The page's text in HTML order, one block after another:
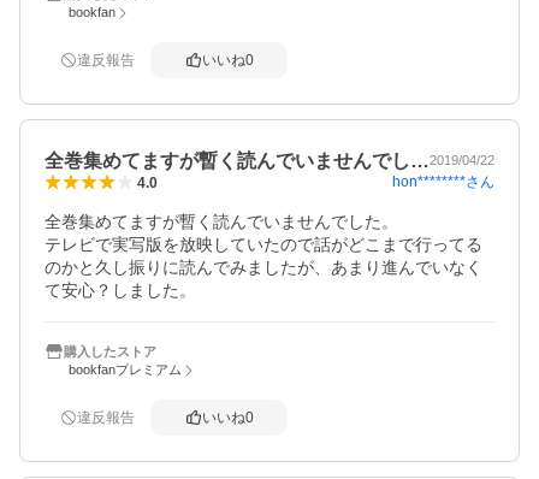
bookfan
違反報告 いいね0
全巻集めてますが暫く読んでいませんでし…2019/04/22
4.0 hon********さん
全巻集めてますが暫く読んでいませんでした。
テレビで実写版を放映していたので話がどこまで行ってる
のかと久し振りに読んでみましたが、あまり進んでいなく
て安心？しました。
購入したストア
bookfanプレミアム
違反報告 いいね0